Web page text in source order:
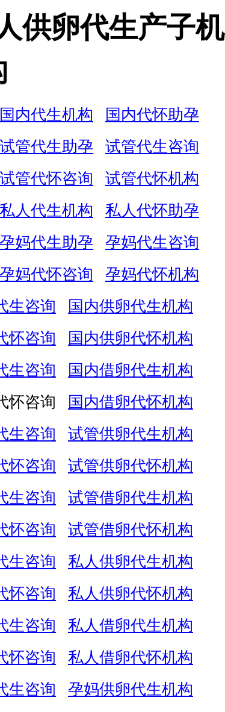
供卵代生产子机
国内代生机构
国内代怀助孕
试管代生助孕
试管代生咨询
试管代怀咨询
试管代怀机构
私人代生机构
私人代怀助孕
孕妈代生助孕
孕妈代生咨询
孕妈代怀咨询
孕妈代怀机构
生咨询
国内供卵代生机构
怀咨询
国内供卵代怀机构
生咨询
国内借卵代生机构
怀咨询
国内借卵代怀机构
生咨询
试管供卵代生机构
怀咨询
试管供卵代怀机构
生咨询
试管借卵代生机构
怀咨询
试管借卵代怀机构
生咨询
私人供卵代生机构
怀咨询
私人供卵代怀机构
生咨询
私人借卵代生机构
怀咨询
私人借卵代怀机构
生咨询
孕妈供卵代生机构